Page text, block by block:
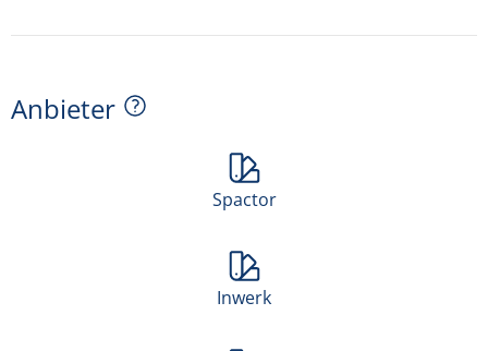
Anbieter
Spactor
Inwerk